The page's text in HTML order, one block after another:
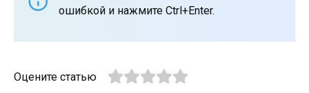
ошибкой и нажмите Ctrl+Enter.
Оцените статью